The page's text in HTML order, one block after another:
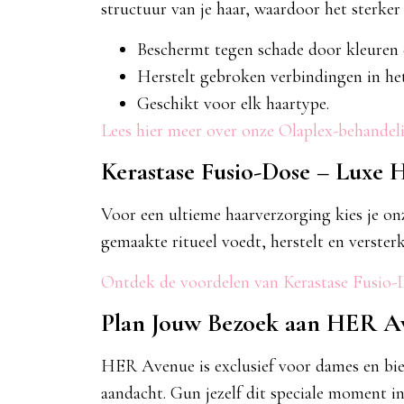
structuur van je haar, waardoor het
Beschermt tegen schade door
Herstelt gebroken verbindingen in
Geschikt voor elk haartype.
Lees hier meer over onze Olaplex-
Kerastase Fusio-Dose –
Voor een ultieme haarverzorging kies je
gemaakte ritueel voedt, herstelt en
Ontdek de voordelen van Kerastase Fusio-
Plan Jouw Bezoek aan HER
HER Avenue is exclusief voor dames en
aandacht. Gun jezelf dit speciale moment